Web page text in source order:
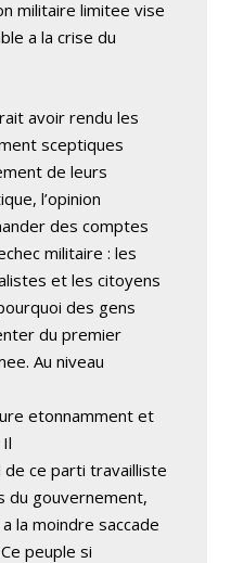
militaire limitee vise
a la crise du
avoir rendu les
sceptiques
de leurs
l’opinion
des comptes
militaire : les
et les citoyens
des gens
du premier
Au niveau
etonnamment et
de ce parti travailliste
du gouvernement,
la moindre saccade
peuple si